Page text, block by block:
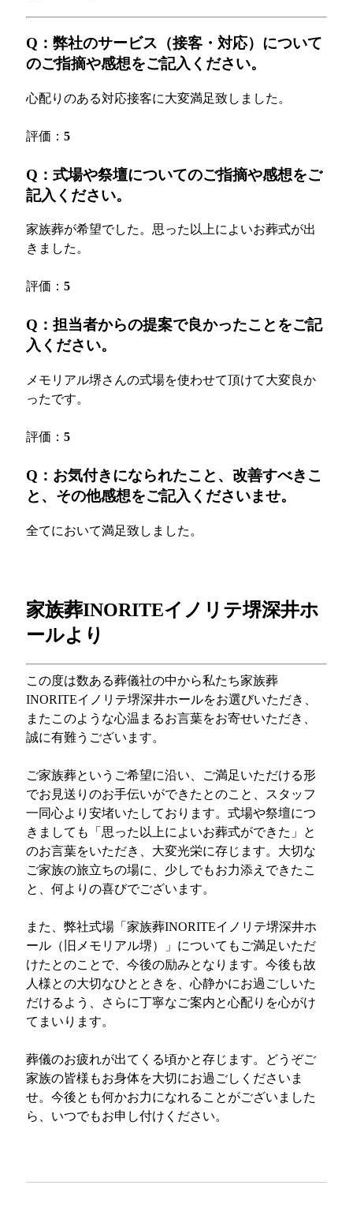
Q：弊社のサービス（接客・対応）について
のご指摘や感想をご記入ください。
心配りのある対応接客に大変満足致しました。
評価： 5
Q：式場や祭壇についてのご指摘や感想をご
記入ください。
家族葬が希望でした。思った以上によいお葬式が出
きました。
評価： 5
Q：担当者からの提案で良かったことをご記
入ください。
メモリアル堺さんの式場を使わせて頂けて大変良か
ったです。
評価： 5
Q：お気付きになられたこと、改善すべきこ
と、その他感想をご記入くださいませ。
全てにおいて満足致しました。
家族葬INORITEイノリテ堺深井ホ
ールより
この度は数ある葬儀社の中から私たち家族葬
INORITEイノリテ堺深井ホールをお選びいただき、
またこのような心温まるお言葉をお寄せいただき、
誠に有難うございます。
ご家族葬というご希望に沿い、ご満足いただける形
でお見送りのお手伝いができたとのこと、スタッフ
一同心より安堵いたしております。式場や祭壇につ
きましても「思った以上によいお葬式ができた」と
のお言葉をいただき、大変光栄に存じます。大切な
ご家族の旅立ちの場に、少しでもお力添えできたこ
と、何よりの喜びでございます。
また、弊社式場「家族葬INORITEイノリテ堺深井ホ
ール（旧メモリアル堺）」についてもご満足いただ
けたとのことで、今後の励みとなります。今後も故
人様との大切なひとときを、心静かにお過ごしいた
だけるよう、さらに丁寧なご案内と心配りを心がけ
てまいります。
葬儀のお疲れが出てくる頃かと存じます。どうぞご
家族の皆様もお身体を大切にお過ごしくださいま
せ。今後とも何かお力になれることがございました
ら、いつでもお申し付けください。